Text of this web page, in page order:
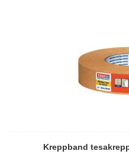
Kreppband